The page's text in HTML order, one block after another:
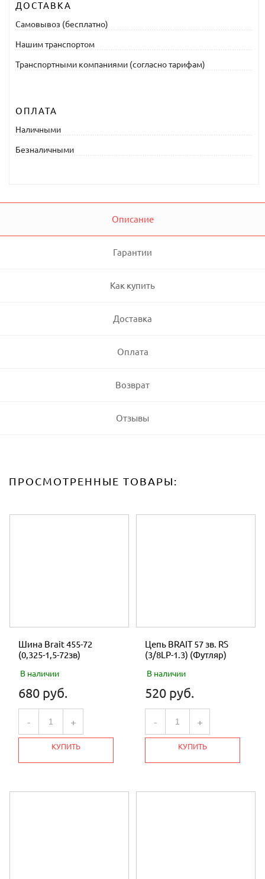
ДОСТАВКА
Самовывоз (бесплатно)
Нашим транспортом
Транспортными компаниями (согласно тарифам)
ОПЛАТА
Наличными
Безналичными
Описание
Гарантии
Как купить
Доставка
Оплата
Возврат
Отзывы
ПРОСМОТРЕННЫЕ ТОВАРЫ:
Шина Brait 455-72
(0,325-1,5-72зв)
В наличии
680 руб.
- +
КУПИТЬ
Цепь BRAIT 57 зв. RS
(3/8LP-1.3) (Футляр)
В наличии
520 руб.
- +
КУПИТЬ